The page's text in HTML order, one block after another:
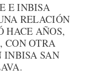
E INBISA
RELACIÓN
HACE AÑOS,
CON OTRA
INBISA SAN